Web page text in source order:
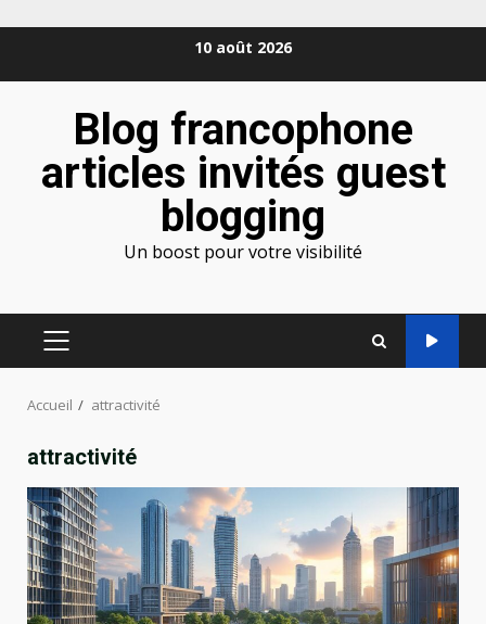
10 août 2026
Blog francophone
articles invités guest
blogging
Un boost pour votre visibilité
MENU
Accueil attractivité
attractivité